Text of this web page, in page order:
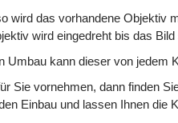
das vorhandene Objektiv
wird eingedreht bis das
Umbau kann dieser von jedem
Sie vornehmen, dann finden
Einbau und lassen Ihnen die